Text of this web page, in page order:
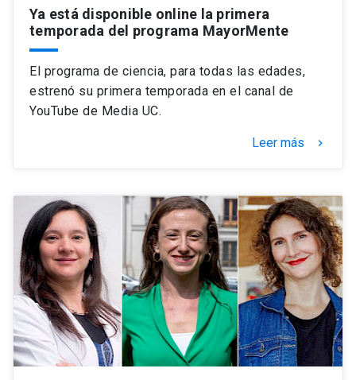
Ya está disponible online la primera
temporada del programa MayorMente
El programa de ciencia, para todas las edades,
estrenó su primera temporada en el canal de
YouTube de Media UC.
Leer más keyboard_arrow_right